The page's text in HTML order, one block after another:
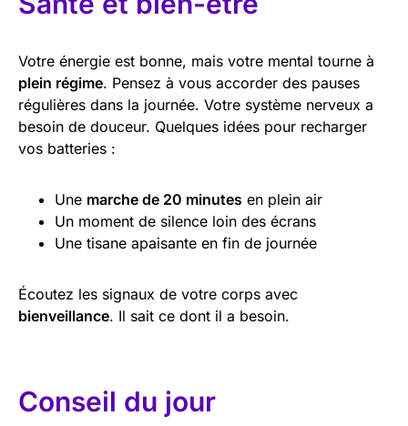
Votre énergie est bonne, mais votre mental tourne à
plein régime. Pensez à vous accorder des pauses
régulières dans la journée. Votre système nerveux a
besoin de douceur. Quelques idées pour recharger
vos batteries :
Une marche de 20 minutes en plein air
Un moment de silence loin des écrans
Une tisane apaisante en fin de journée
Écoutez les signaux de votre corps avec
bienveillance. Il sait ce dont il a besoin.
Conseil du jour